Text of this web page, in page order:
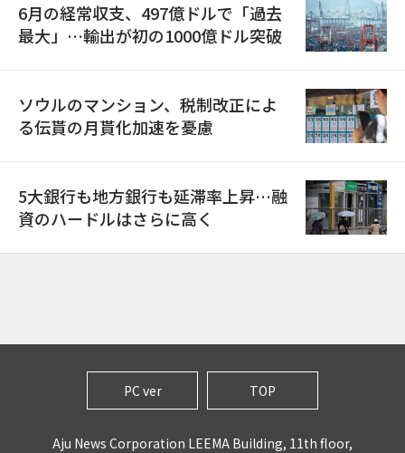
6月の経常収支、497億ドルで「過去
最大」…輸出が初の1000億ドル突破
ソウルのマンション、税制改正によ
る伝貰の月貰化加速を憂慮
5大銀行も地方銀行も延滞率上昇…融
資のハードルはさらに高く
PC ver TOP
Aju News Corporation LEEMA Building, 11th floor,